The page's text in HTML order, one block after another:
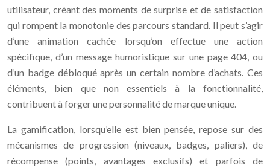
utilisateur, créant des moments de surprise et de satisfaction
qui rompent la monotonie des parcours standard. Il peut s’agir
d’une animation cachée lorsqu’on effectue une action
spécifique, d’un message humoristique sur une page 404, ou
d’un badge débloqué après un certain nombre d’achats. Ces
éléments, bien que non essentiels à la fonctionnalité,
contribuent à forger une personnalité de marque unique.
La gamification, lorsqu’elle est bien pensée, repose sur des
mécanismes de progression (niveaux, badges, paliers), de
récompense (points, avantages exclusifs) et parfois de